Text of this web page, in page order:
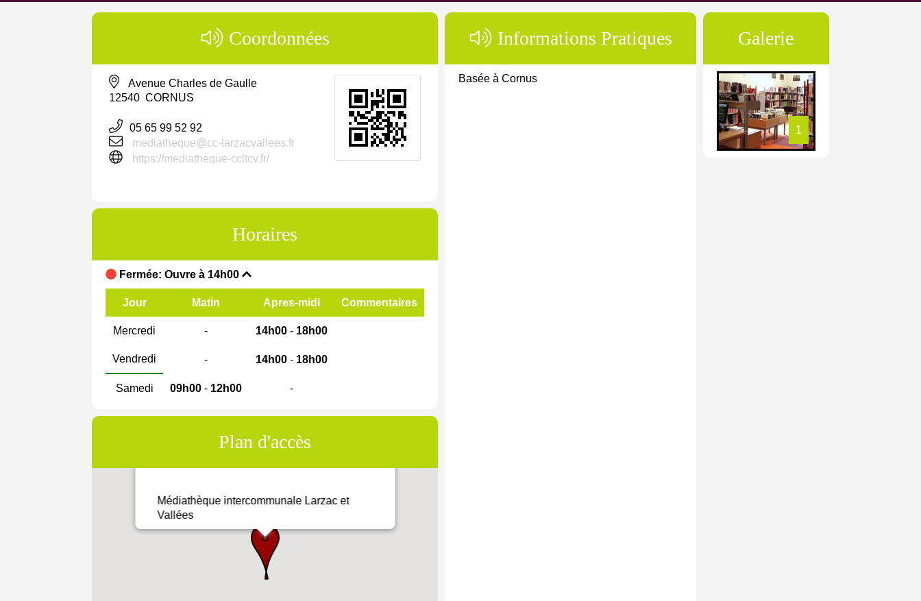
Coordonnées
Avenue Charles de Gaulle
12540 CORNUS
05 65 99 52 92
mediatheque@cc-larzacvallees.fr
https://mediatheque-ccltcv.fr/
Horaires
Fermée: Ouvre à 14h00
Jour Matin Apres-midi Commentaires
Mercredi - 14h00 - 18h00
Vendredi - 14h00 - 18h00
Samedi 09h00 - 12h00 -
Plan d'accès
Médiathèque intercommunale Larzac et
Vallées
Informations Pratiques
Basée à Cornus
Galerie
1